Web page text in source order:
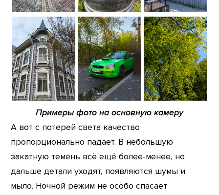
Примеры фото на основную камеру
А вот с потерей света качество
пропорционально падает. В небольшую
закатную темень всё ещё более-менее, но
дальше детали уходят, появляются шумы и
мыло. Ночной режим не особо спасает